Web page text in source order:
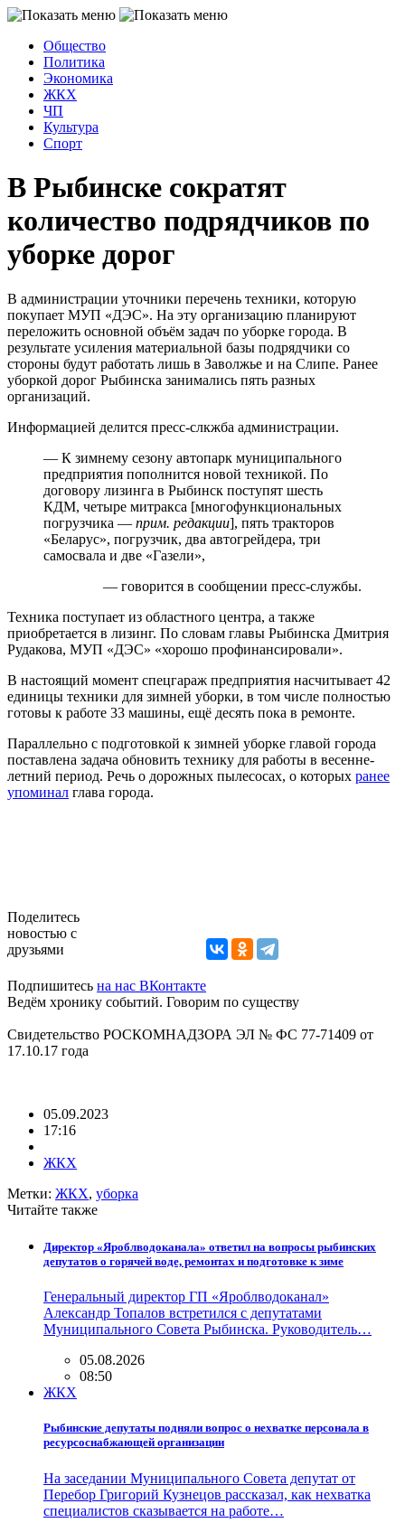
Общество
Политика
Экономика
ЖКХ
ЧП
Культура
Спорт
В Рыбинске сократят
количество подрядчиков по
уборке дорог
В администрации уточники перечень техники, которую
покупает МУП «ДЭС». На эту организацию планируют
переложить основной объём задач по уборке города. В
результате усиления материальной базы подрядчики со
стороны будут работать лишь в Заволжье и на Слипе. Ранее
уборкой дорог Рыбинска занимались пять разных
организаций.
Информацией делится пресс-слкжба администрации.
— К зимнему сезону автопарк муниципального
предприятия пополнится новой техникой. По
договору лизинга в Рыбинск поступят шесть
КДМ, четыре митракса [многофункциональных
погрузчика — прим. редакции], пять тракторов
«Беларус», погрузчик, два автогрейдера, три
самосвала и две «Газели»,
— говорится в сообщении пресс-службы.
Техника поступает из областного центра, а также
приобретается в лизинг. По словам главы Рыбинска Дмитрия
Рудакова, МУП «ДЭС» «хорошо профинансировали».
В настоящий момент спецгараж предприятия насчитывает 42
единицы техники для зимней уборки, в том числе полностью
готовы к работе 33 машины, ещё десять пока в ремонте.
Параллельно с подготовкой к зимней уборке главой города
поставлена задача обновить технику для работы в весенне-
летний период. Речь о дорожных пылесосах, о которых ранее
упоминал глава города.
Поделитесь
новостью с
друзьями
Подпишитесь на нас ВКонтакте
Ведём хронику событий. Говорим по существу
Свидетельство РОСКОМНАДЗОРА ЭЛ № ФС 77-71409 от
17.10.17 года
05.09.2023
17:16
ЖКХ
Метки: ЖКХ, уборка
Читайте также
Директор «Яроблводоканала» ответил на вопросы рыбинских
депутатов о горячей воде, ремонтах и подготовке к зиме
Генеральный директор ГП «Яроблводоканал»
Александр Топалов встретился с депутатами
Муниципального Совета Рыбинска. Руководитель…
05.08.2026
08:50
ЖКХ
Рыбинские депутаты подняли вопрос о нехватке персонала в
ресурсоснабжающей организации
На заседании Муниципального Совета депутат от
Перебор Григорий Кузнецов рассказал, как нехватка
специалистов сказывается на работе…